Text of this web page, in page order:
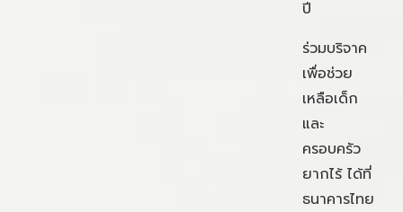
ปี
ร่วมบริจาค
เพื่อช่วย
เหลือเด็ก
และ
ครอบครัว
ยากไร้ ได้ที่
ธนาคารไทย